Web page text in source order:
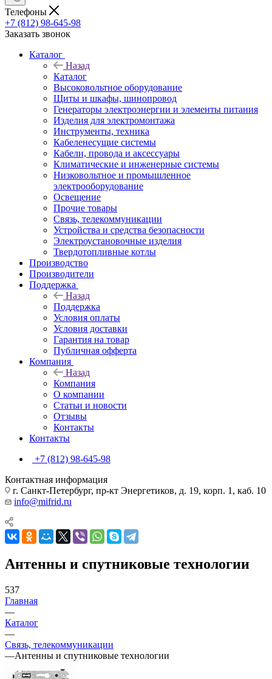
Телефоны
+7 (812) 98-645-98
Заказать звонок
Каталог
Назад
Каталог
Высоковольтное оборудование
Щиты и шкафы, шинопровод
Генераторы электроэнергии и элементы питания
Изделия для электромонтажа
Инструменты, техника
Кабеленесущие системы
Кабели, провода и аксессуары
Климатические и инженерные системы
Низковольтное и промышленное
электрооборудование
Освещение
Прочие товары
Связь, телекоммуникации
Устройства и средства безопасности
Электроустановочные изделия
Твердотопливные котлы
Производство
Производители
Поддержка
Назад
Поддержка
Условия оплаты
Условия доставки
Гарантия на товар
Публичная офферта
Компания
Назад
Компания
О компании
Статьи и новости
Отзывы
Контакты
Контакты
+7 (812) 98-645-98
Контактная информация
г. Санкт-Петербург, пр-кт Энергетиков, д. 19, корп. 1, каб. 10
info@mifrid.ru
Антенны и спутниковые технологии
537
Главная
—
Каталог
—
Связь, телекоммуникации
—Антенны и спутниковые технологии